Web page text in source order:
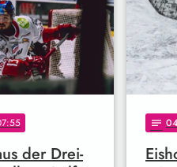
der Drei-
notes